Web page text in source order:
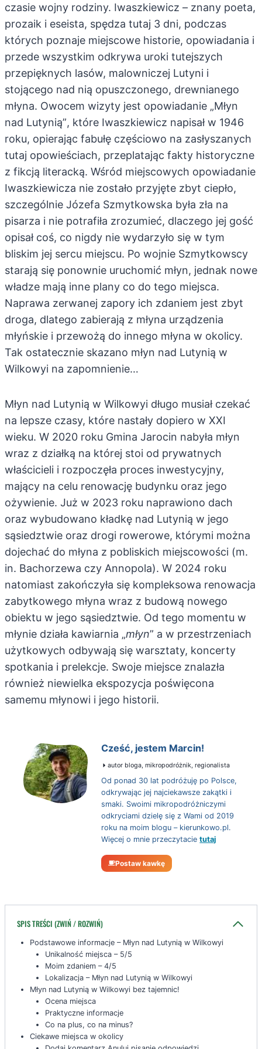
czasie wojny rodziny. Iwaszkiewicz – znany poeta,
prozaik i eseista, spędza tutaj 3 dni, podczas
których poznaje miejscowe historie, opowiadania i
przede wszystkim odkrywa uroki tutejszych
przepięknych lasów, malowniczej Lutyni i
stojącego nad nią opuszczonego, drewnianego
młyna. Owocem wizyty jest opowiadanie „Młyn
nad Lutynią”, które Iwaszkiewicz napisał w 1946
roku, opierając fabułę częściowo na zasłyszanych
tutaj opowieściach, przeplatając fakty historyczne
z fikcją literacką. Wśród miejscowych opowiadanie
Iwaszkiewicza nie zostało przyjęte zbyt ciepło,
szczególnie Józefa Szmytkowska była zła na
pisarza i nie potrafiła zrozumieć, dlaczego jej gość
opisał coś, co nigdy nie wydarzyło się w tym
bliskim jej sercu miejscu. Po wojnie Szmytkowscy
starają się ponownie uruchomić młyn, jednak nowe
władze mają inne plany co do tego miejsca.
Naprawa zerwanej zapory ich zdaniem jest zbyt
droga, dlatego zabierają z młyna urządzenia
młyńskie i przewożą do innego młyna w okolicy.
Tak ostatecznie skazano młyn nad Lutynią w
Wilkowyi na zapomnienie…
Młyn nad Lutynią w Wilkowyi długo musiał czekać
na lepsze czasy, które nastały dopiero w XXI
wieku. W 2020 roku Gmina Jarocin nabyła młyn
wraz z działką na której stoi od prywatnych
właścicieli i rozpoczęła proces inwestycyjny,
mający na celu renowację budynku oraz jego
ożywienie. Już w 2023 roku naprawiono dach
oraz wybudowano kładkę nad Lutynią w jego
sąsiedztwie oraz drogi rowerowe, którymi można
dojechać do młyna z pobliskich miejscowości (m.
in. Bachorzewa czy Annopola). W 2024 roku
natomiast zakończyła się kompleksowa renowacja
zabytkowego młyna wraz z budową nowego
obiektu w jego sąsiedztwie. Od tego momentu w
młynie działa kawiarnia „młyn” a w przestrzeniach
użytkowych odbywają się warsztaty, koncerty
spotkania i prelekcje. Swoje miejsce znalazła
również niewielka ekspozycja poświęcona
samemu młynowi i jego historii.
Cześć, jestem Marcin!
autor bloga, mikropodróżnik, regionalista
Od ponad 30 lat podróżuję po Polsce,
odkrywając jej najciekawsze zakątki i
smaki. Swoimi mikropodróżniczymi
odkryciami dzielę się z Wami od 2019
roku na moim blogu – kierunkowo.pl.
Więcej o mnie przeczytacietutaj
Postaw kawkę
SPIS TREŚCI (ZWIŃ / ROZWIŃ)
Podstawowe informacje – Młyn nad Lutynią w Wilkowyi
Unikalność miejsca – 5/5
Moim zdaniem – 4/5
Lokalizacja – Młyn nad Lutynią w Wilkowyi
Młyn nad Lutynią w Wilkowyi bez tajemnic!
Ocena miejsca
Praktyczne informacje
Co na plus, co na minus?
Ciekawe miejsca w okolicy